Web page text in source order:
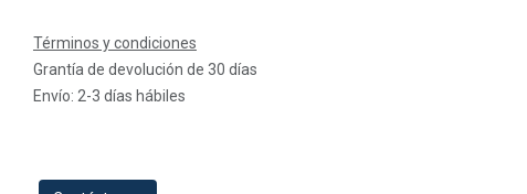
Términos y condiciones
Grantía de devolución de 30 días
Envío: 2-3 días hábiles